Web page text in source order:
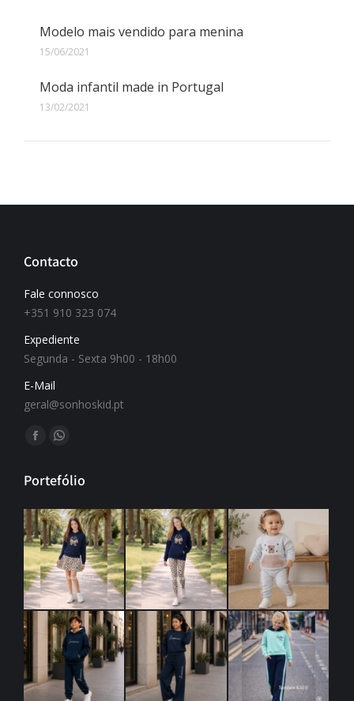
Modelo mais vendido para menina
15/06/2021
Moda infantil made in Portugal
13/02/2021
Contacto
Fale connosco
+351 910 323 074
Expediente
Segunda - Sexta 9h00 - 18h00
E-Mail
geral@sonhoskid.pt
Find us on:
Portefólio